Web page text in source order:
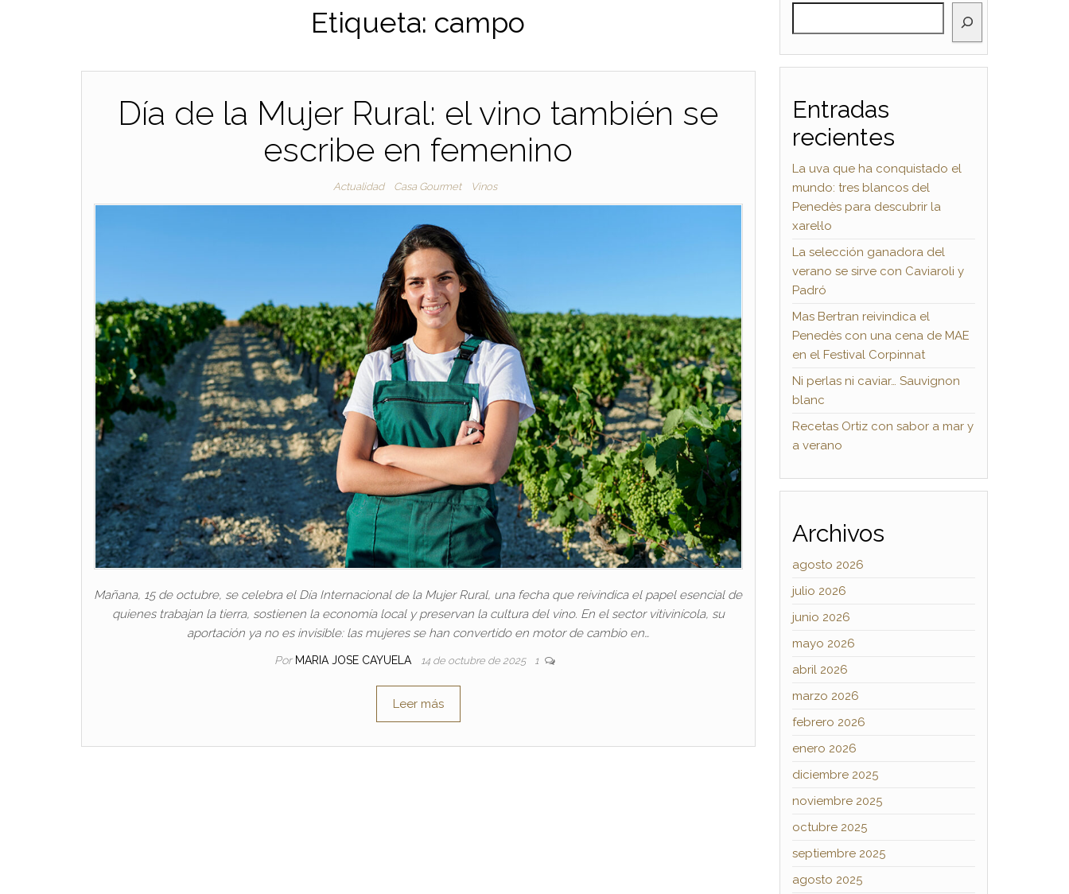
Etiqueta: campo
Día de la Mujer Rural: el vino también se
escribe en femenino
Actualidad Casa Gourmet Vinos
Mañana, 15 de octubre, se celebra el Día Internacional de la Mujer Rural, una fecha que reivindica el papel esencial de
quienes trabajan la tierra, sostienen la economía local y preservan la cultura del vino. En el sector vitivinícola, su
aportación ya no es invisible: las mujeres se han convertido en motor de cambio en…
Por MARIA JOSE CAYUELA 14 de octubre de 2025 1
Leer más
Entradas
recientes
La uva que ha conquistado el
mundo: tres blancos del
Penedès para descubrir la
xarel·lo
La selección ganadora del
verano se sirve con Caviaroli y
Padró
Mas Bertran reivindica el
Penedès con una cena de MAE
en el Festival Corpinnat
Ni perlas ni caviar… Sauvignon
blanc
Recetas Ortiz con sabor a mar y
a verano
Archivos
agosto 2026
julio 2026
junio 2026
mayo 2026
abril 2026
marzo 2026
febrero 2026
enero 2026
diciembre 2025
noviembre 2025
octubre 2025
septiembre 2025
agosto 2025